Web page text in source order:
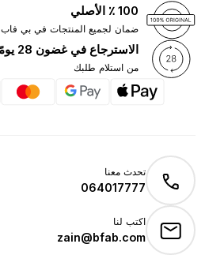
100 ٪ الأصلي
ضمان لجميع المنتجات في بي فاب
الاسترجاع في غضون 28 يومًا
من استلام طلبك
تحدث معنا
064017777
اكتب لنا
zain@bfab.com